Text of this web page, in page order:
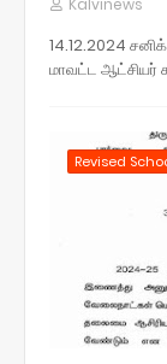
14.12.2024
மாவட்ட ஆட்சியர்
Revised